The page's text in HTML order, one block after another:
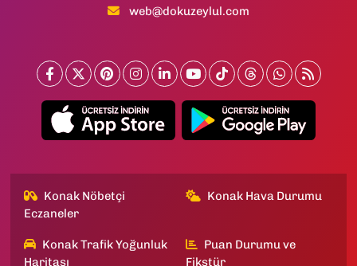
web@dokuzeylul.com
Konak Nöbetçi
Eczaneler
Konak Hava Durumu
Konak Trafik Yoğunluk
Haritası
Puan Durumu ve
Fikstür